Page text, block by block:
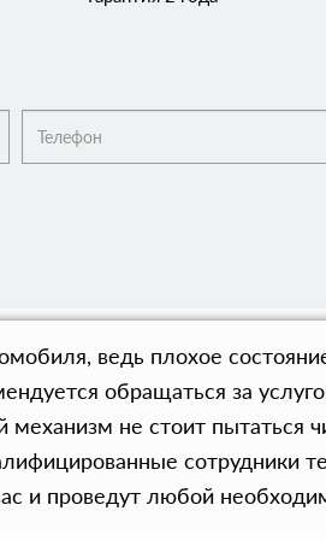
ведь плохое
обращаться за
не стоит пытаться
сотрудники
и проведут любой